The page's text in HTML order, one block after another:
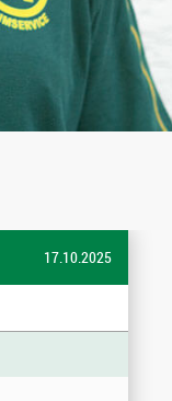
17.10.2025